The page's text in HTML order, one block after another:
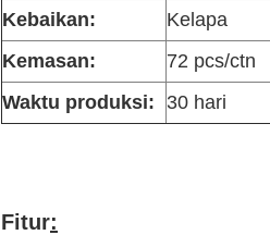
Kebaikan:
Kelapa
Kemasan:
72 pcs/ctn
Waktu produksi:
30 hari
Fitur: